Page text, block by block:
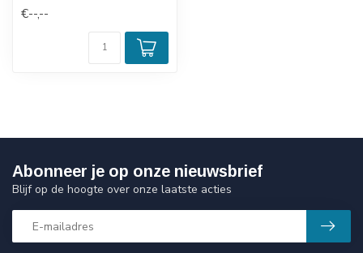
€--,--
Abonneer je op onze nieuwsbrief
Blijf op de hoogte over onze laatste acties